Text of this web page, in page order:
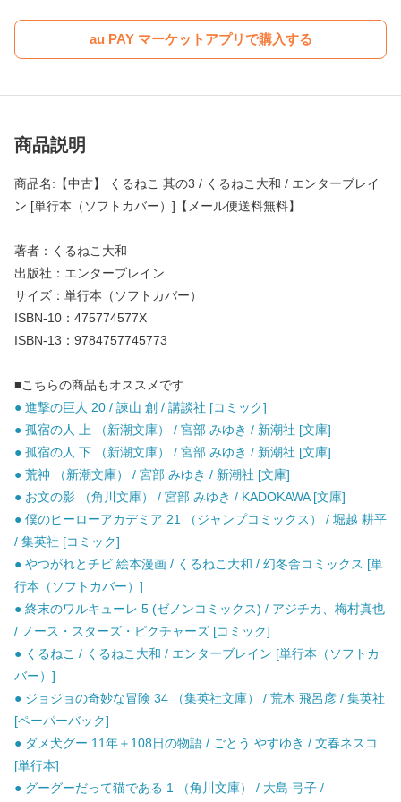
au PAY マーケットアプリで購入する
商品説明
商品名:【中古】 くるねこ 其の3 / くるねこ大和 / エンターブレイ
ン [単行本（ソフトカバー）]【メール便送料無料】
著者：くるねこ大和
出版社：エンターブレイン
サイズ：単行本（ソフトカバー）
ISBN-10：475774577X
ISBN-13：9784757745773
■こちらの商品もオススメです
● 進撃の巨人 20 / 諫山 創 / 講談社 [コミック]
● 孤宿の人 上 （新潮文庫） / 宮部 みゆき / 新潮社 [文庫]
● 孤宿の人 下 （新潮文庫） / 宮部 みゆき / 新潮社 [文庫]
● 荒神 （新潮文庫） / 宮部 みゆき / 新潮社 [文庫]
● お文の影 （角川文庫） / 宮部 みゆき / KADOKAWA [文庫]
● 僕のヒーローアカデミア 21 （ジャンプコミックス） / 堀越 耕平
/ 集英社 [コミック]
● やつがれとチビ 絵本漫画 / くるねこ大和 / 幻冬舎コミックス [単
行本（ソフトカバー）]
● 終末のワルキューレ 5 (ゼノンコミックス) / アジチカ、梅村真也
/ ノース・スターズ・ピクチャーズ [コミック]
● くるねこ / くるねこ大和 / エンターブレイン [単行本（ソフトカ
バー）]
● ジョジョの奇妙な冒険 34 （集英社文庫） / 荒木 飛呂彦 / 集英社
[ペーパーバック]
● ダメ犬グー 11年＋108日の物語 / ごとう やすゆき / 文春ネスコ
[単行本]
● グーグーだって猫である 1 （角川文庫） / 大島 弓子 /